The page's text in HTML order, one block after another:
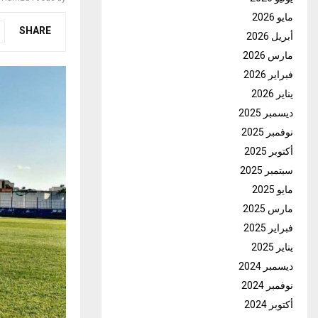
SHARE
مايو 2026
أبريل 2026
مارس 2026
فبراير 2026
يناير 2026
ديسمبر 2025
نوفمبر 2025
أكتوبر 2025
سبتمبر 2025
مايو 2025
مارس 2025
فبراير 2025
يناير 2025
ديسمبر 2024
نوفمبر 2024
أكتوبر 2024